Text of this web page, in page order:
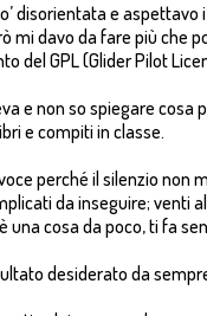
disorientata e
mi davo da fare più che
del GPL (Glider Pilot
e non so spiegare cosa
e compiti in classe.
perché il silenzio non
da inseguire; venti
una cosa da poco, ti fa
desiderato da